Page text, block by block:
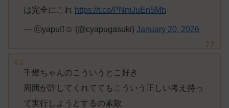
は完全にこれ https://t.co/PNmJuEn5Mh
— ⓒyapu☺︎︎︎︎ (@cyapugasuki) January 20, 2026
千燈ちゃんのこういうとこ好き
周囲が許してくれててもこういう正しい考え持っ
て実行しようとするの素敵